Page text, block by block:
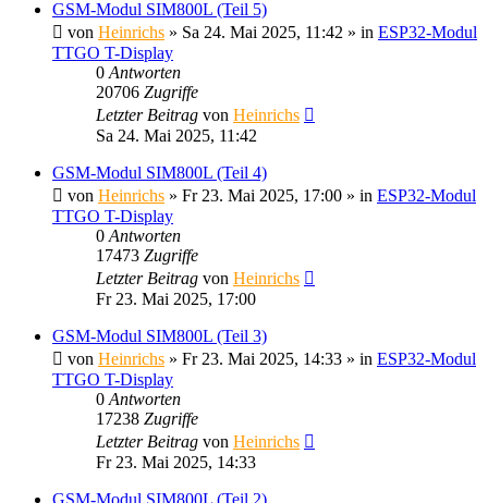
GSM-Modul SIM800L (Teil 5)
von Heinrichs » Sa 24. Mai 2025, 11:42 » in ESP32-Modul
TTGO T-Display
0 Antworten
20706 Zugriffe
Letzter Beitrag von Heinrichs
Sa 24. Mai 2025, 11:42
GSM-Modul SIM800L (Teil 4)
von Heinrichs » Fr 23. Mai 2025, 17:00 » in ESP32-Modul
TTGO T-Display
0 Antworten
17473 Zugriffe
Letzter Beitrag von Heinrichs
Fr 23. Mai 2025, 17:00
GSM-Modul SIM800L (Teil 3)
von Heinrichs » Fr 23. Mai 2025, 14:33 » in ESP32-Modul
TTGO T-Display
0 Antworten
17238 Zugriffe
Letzter Beitrag von Heinrichs
Fr 23. Mai 2025, 14:33
GSM-Modul SIM800L (Teil 2)